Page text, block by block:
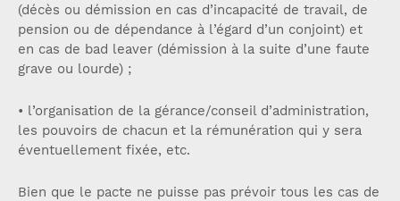
(décès ou démission en cas d’incapacité de travail, de
pension ou de dépendance à l’égard d’un conjoint) et
en cas de bad leaver (démission à la suite d’une faute
grave ou lourde) ;
• l’organisation de la gérance/conseil d’administration,
les pouvoirs de chacun et la rémunération qui y sera
éventuellement fixée, etc.
Bien que le pacte ne puisse pas prévoir tous les cas de